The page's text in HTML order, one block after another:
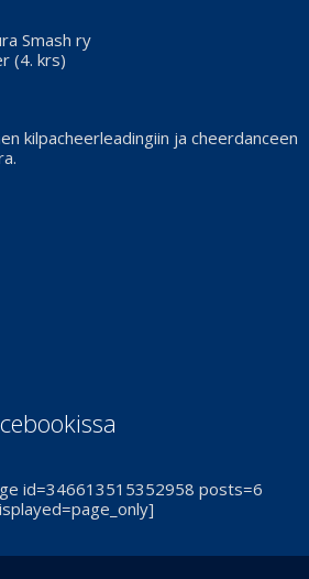
Smash ry
(4. krs)
kilpacheerleadingiin ja cheerdanceen
id=346613515352958 posts=6